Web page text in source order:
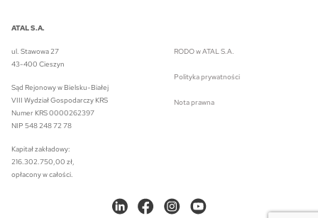
ATAL S.A.
ul. Stawowa 27
43-400 Cieszyn
Sąd Rejonowy w Bielsku-Białej
VIII Wydział Gospodarczy KRS
Numer KRS 0000262397
NIP 548 248 72 78
Kapitał zakładowy:
216.302.750,00 zł,
opłacony w całości.
RODO w ATAL S.A.
Polityka prywatności
Nota prawna